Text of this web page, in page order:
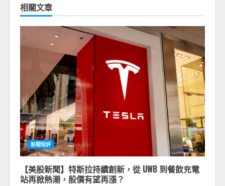
相關文章
新聞短評
【美股新聞】特斯拉持續創新，從 UWB 到餐飲充電
站再掀熱潮，股價有望再漲？